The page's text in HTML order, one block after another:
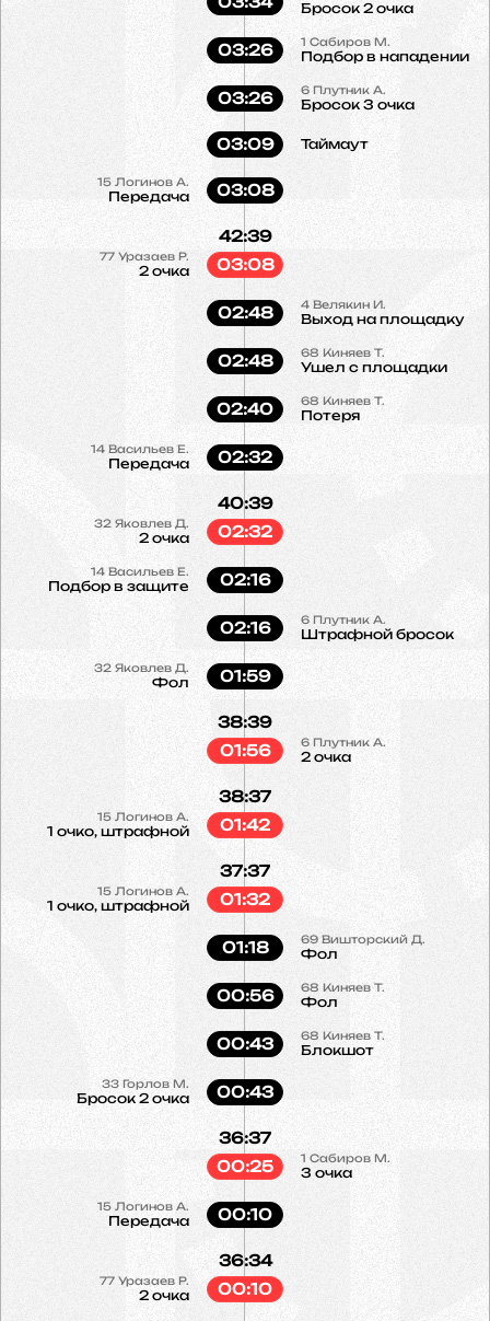
Бросок 2 очка
1 Сабиров М.
Подбор в нападении
03:26
6 Плутник А.
Бросок 3 очка
03:26
Таймаут
03:09
15 Логинов А.
Передача 03:08
77 Уразаев Р.
2 очка
42:39
03:08
4 Велякин И.
Выход на площадку
02:48
68 Киняев Т.
Ушел с площадки
02:48
68 Киняев Т.
Потеря
02:40
14 Васильев Е.
Передача 02:32
32 Яковлев Д.
2 очка
40:39
02:32
14 Васильев Е.
Подбор в защите 02:16
6 Плутник А.
Штрафной бросок
02:16
32Яковлев Д.
Фол 01:59
6 Плутник А.
2 очка
38:39
01:56
15 Логинов А.
1 очко, штрафной
38:37
01:42
15 Логинов А.
1 очко, штрафной
37:37
01:32
69 Вишторский Д.
Фол
01:18
68 Киняев Т.
Фол
00:56
68 Киняев Т.
Блокшот
00:43
33Горлов М.
Бросок 2 очка 00:43
1 Сабиров М.
3 очка
36:37
00:25
15 Логинов А.
Передача 00:10
77 Уразаев Р.
2 очка
36:34
00:10